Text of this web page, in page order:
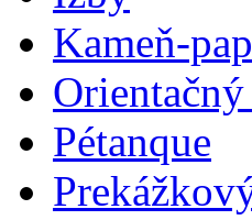
Kameň-
Orientačný
Pétanque